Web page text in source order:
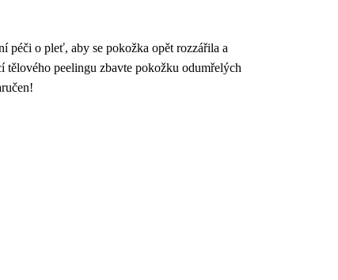
péči o pleť, aby se pokožka opět rozzářila a
tělového peelingu zbavte pokožku odumřelých